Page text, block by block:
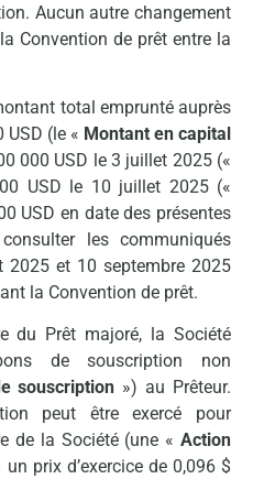
Aucun autre changement
Convention de prêt entre la
total emprunté auprès
(le « Montant en capital
000 USD le 3 juillet 2025 («
USD le 10 juillet 2025 («
USD en date des présentes
les communiqués
2025 et 10 septembre 2025
la Convention de prêt.
du Prêt majoré, la Société
de souscription non
souscription ») au Prêteur.
peut être exercé pour
de la Société (une « Action
un prix d’exercice de 0,096 $